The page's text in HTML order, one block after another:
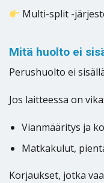
Multi-split -
Mitä huolto ei
Perushuolto ei
Jos laitteessa on vika:
Vianmääritys ja
Matkakulut,
Korjaukset, jotka